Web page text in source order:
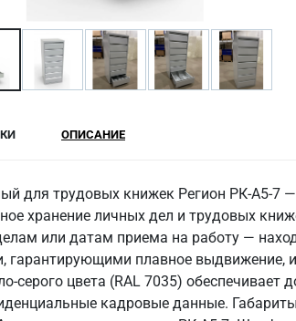
ОПИСАНИЕ
для трудовых книжек Регион РК-А5-7
хранение личных дел и трудовых
или датам приема на работу —
плавное выдвижение,
серого цвета (RAL 7035)
кадровые данные.